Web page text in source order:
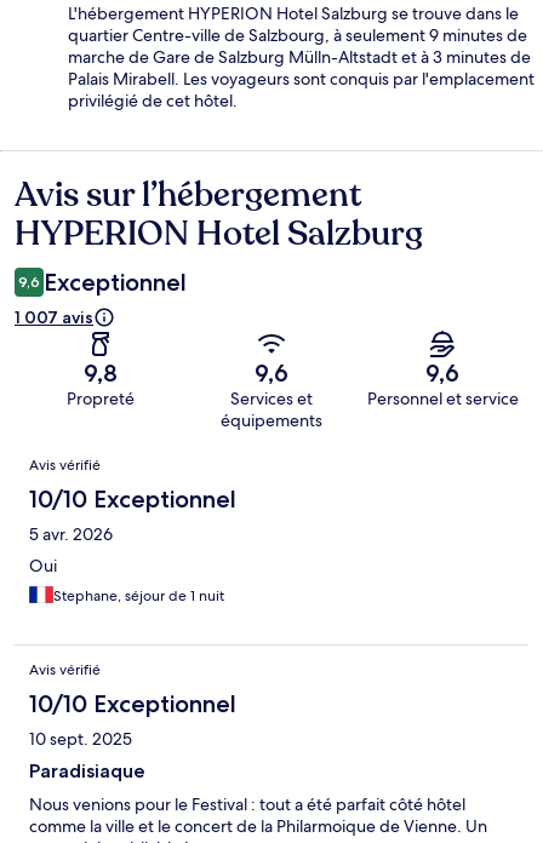
L'hébergement HYPERION Hotel Salzburg se trouve dans le
quartier Centre-ville de Salzbourg, à seulement 9 minutes de
marche de Gare de Salzburg Mülln-Altstadt et à 3 minutes de
Palais Mirabell. Les voyageurs sont conquis par l'emplacement
privilégié de cet hôtel.
Avis
Avis sur l’hébergement
HYPERION Hotel Salzburg
9,6 Exceptionnel
1 007 avis
9,8
Propreté
9,6
Services et
équipements
9,6
Personnel et service
Avis
Avis vérifié
10/10 Exceptionnel
5 avr. 2026
Oui
Stephane, séjour de 1 nuit
Avis vérifié
10/10 Exceptionnel
10 sept. 2025
Paradisiaque
Nous venions pour le Festival : tout a été parfait côté hôtel
comme la ville et le concert de la Philarmoique de Vienne. Un